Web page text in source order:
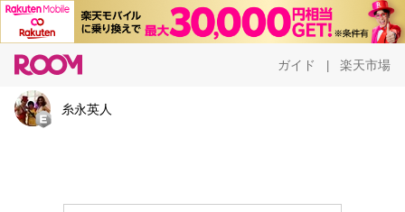
ガイド 楽天市場
糸永英人